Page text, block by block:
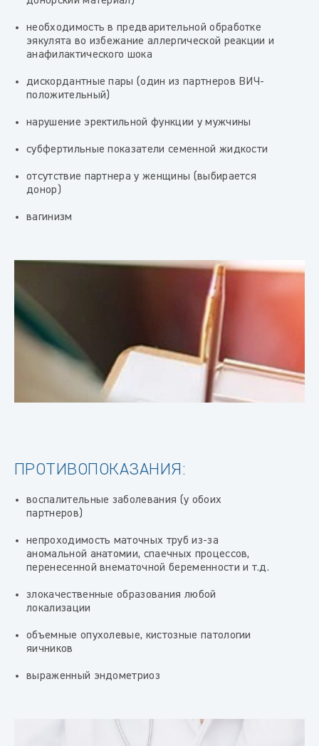
необходимость в предварительной обработке
эякулята во избежание аллергической реакции и
анафилактического шока
дискордантные пары (один из партнеров ВИЧ-
положительный)
нарушение эректильной функции у мужчины
субфертильные показатели семенной жидкости
отсутствие партнера у женщины (выбирается
донор)
вагинизм
ПРОТИВОПОКАЗАНИЯ:
воспалительные заболевания (у обоих
партнеров)
непроходимость маточных труб из-за
аномальной анатомии, спаечных процессов,
перенесенной внематочной беременности и т.д.
злокачественные образования любой
локализации
объемные опухолевые, кистозные патологии
яичников
выраженный эндометриоз